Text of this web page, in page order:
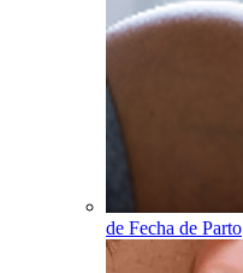
de Fecha de Parto